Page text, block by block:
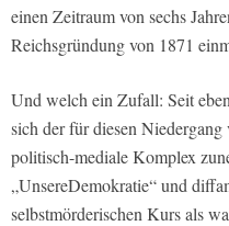
einen Zeitraum von sechs
Reichsgründung von 1871
Und welch ein Zufall: Seit
sich der für diesen
politisch-mediale Komplex
„UnsereDemokratie“ und
selbstmörderischen Kurs als